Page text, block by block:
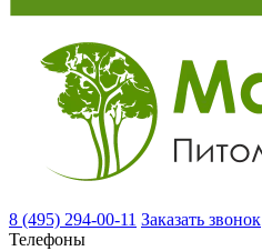
8 (495) 294-00-11 Заказать звонок
Телефоны